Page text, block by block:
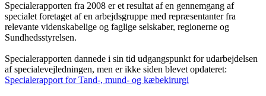
Specialerapporten fra 2008 er et resultat af en gennemgang af
specialet foretaget af en arbejdsgruppe med repræsentanter fra
relevante videnskabelige og faglige selskaber, regionerne og
Sundhedsstyrelsen.
Specialerapporten dannede i sin tid udgangspunkt for udarbejdelsen
af specialevejledningen, men er ikke siden blevet opdateret:
Specialerapport for Tand-, mund- og kæbekirurgi